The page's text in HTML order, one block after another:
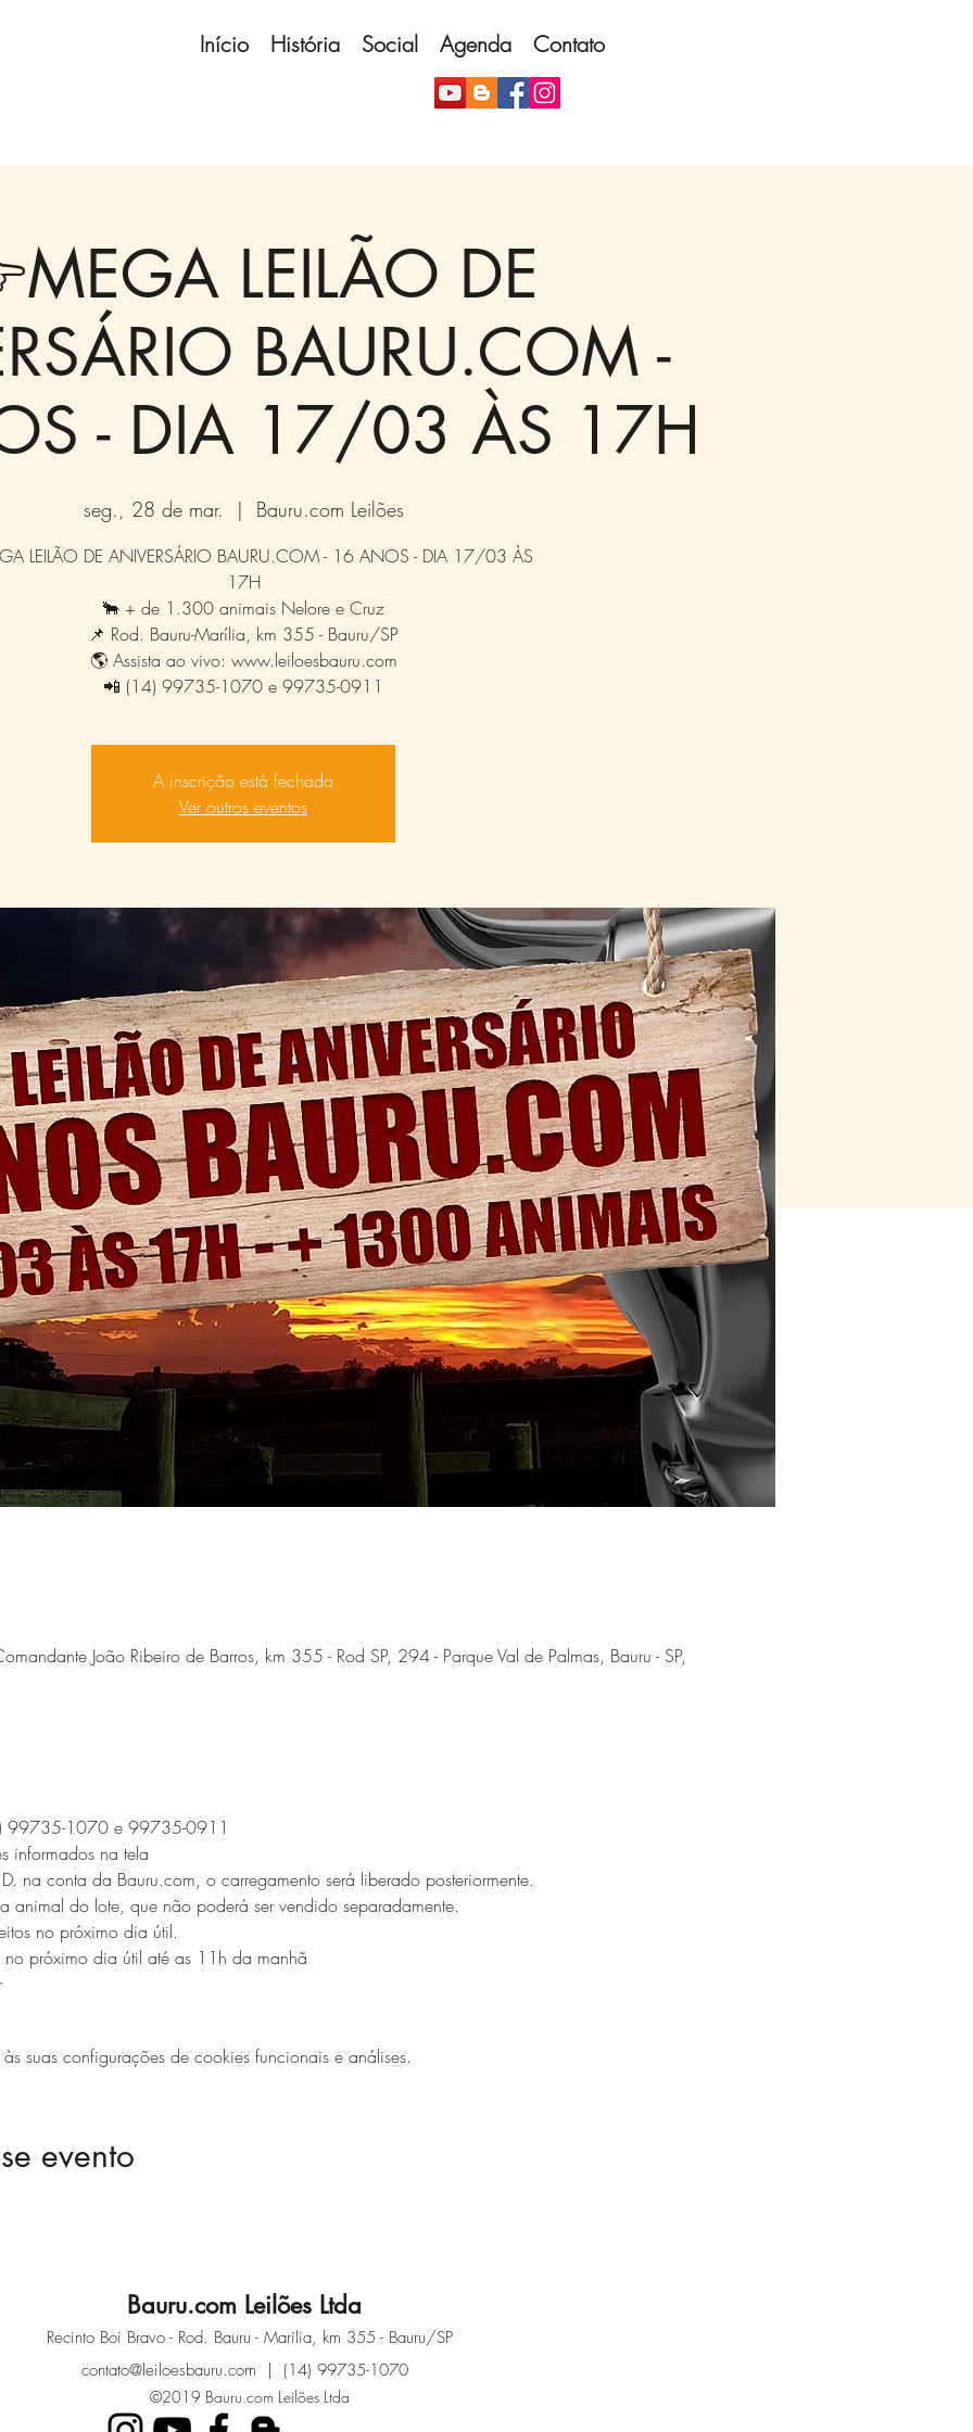
Início História Social Agenda Contato
LEILÃO DE
BAURU.COM -
- DIA 17/03 ÀS 17H
seg., 28 de mar.
  |
Bauru.com Leilões
LEILÃO DE ANIVERSÁRIO BAURU.COM - 16 ANOS - DIA 17/03 ÀS
17H
🐂 + de 1.300 animais Nelore e Cruz
📌 Rod. Bauru-Marília, km 355 - Bauru/SP
🌎 Assista ao vivo: www.leiloesbauru.com
📲 (14) 99735-1070 e 99735-0911
A inscrição está fechada
Ver outros eventos
João Ribeiro de Barros, km 355 - Rod SP, 294 - Parque Val de Palmas, Bauru - SP,
99735-1070 e 99735-0911
informados na tela
na conta da Bauru.com, o carregamento será liberado posteriormente.
animal do lote, que não poderá ser vendido separadamente.
no próximo dia útil.
no próximo dia útil até as 11h da manhã
suas configurações de cookies funcionais e análises.
evento
Bauru.com Leilões Ltda
Recinto Boi Bravo - Rod. Bauru - Marília, km 355 - Bauru/SP
©2019 Bauru.com Leilões Ltda
contato@leiloesbauru.com | (14) 99735-1070